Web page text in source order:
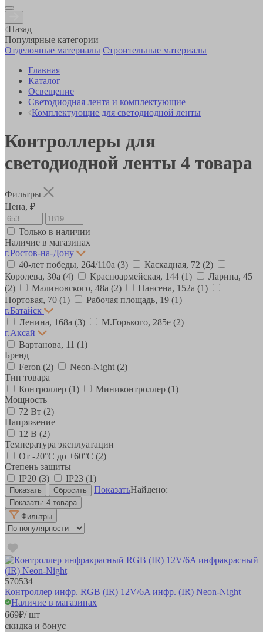
Назад
Популярные категории
Отделочные материалы Строительные материалы
Главная
Каталог
Освещение
Светодиодная лента и комплектующие
Комплектующие для светодиодной ленты
Контроллеры для
светодиодной ленты 4 товара
Фильтры
Цена, ₽
Только в наличии
Наличие в магазинах
г.Ростов-на-Дону
40-лет победы, 264/110а (3) Каскадная, 72 (2)
Королева, 30а (4) Красноармейская, 144 (1)
Ларина, 45
(2)
Малиновского, 48а (2) Нансена, 152а (1)
Портовая, 70 (1) Рабочая площадь, 19 (1)
г.Батайск
Ленина, 168а (3) М.Горького, 285е (2)
г.Аксай
Вартанова, 11 (1)
Бренд
Feron (2) Neon-Night (2)
Тип товара
Контроллер (1) Миниконтроллер (1)
Мощность
72 Вт (2)
Напряжение
12 В (2)
Температура эксплуатации
От -20°С до +60°С (2)
Степень защиты
IP20 (3) IP23 (1)
ПоказатьНайдено:
Показать: 4 товара
Фильтры
570534
Контроллер инфр. RGB (IR) 12V/6A инфр. (IR) Neon-Night
Наличие в магазинах
669₽/ шт
скидка и бонус